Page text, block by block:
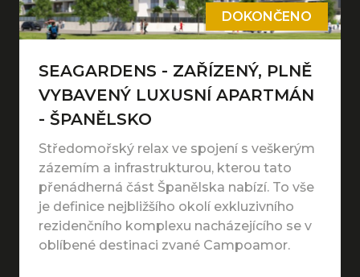
DOKONČENO
SEAGARDENS - ZAŘÍZENÝ, PLNĚ
VYBAVENÝ LUXUSNÍ APARTMÁN
- ŠPANĚLSKO
Středomořský relax ve spojení s veškerým
zázemím a infrastrukturou, kterou tato
přenádherná část Španělska nabízí. To vše
je definice nejbližšího okolí exkluzivního
rezidenčního komplexu nacházejícího se v
oblíbené destinaci zvané Campoamor.